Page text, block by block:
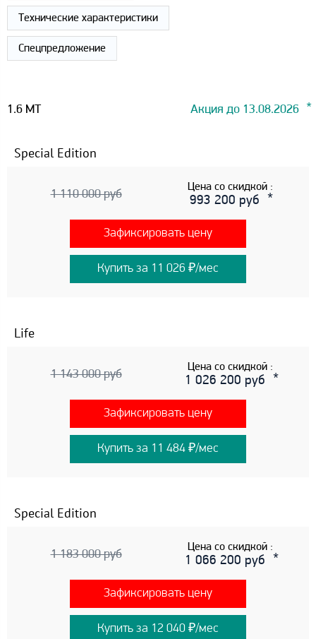
Технические характеристики
Спецпредложение
1.6 MT Акция до 13.08.2026
Special Edition
1 110 000 руб
Цена со скидкой :
993 200 руб
Зафиксировать цену
Купить за 11 026 ₽/мес
Life
1 143 000 руб
Цена со скидкой :
1 026 200 руб
Зафиксировать цену
Купить за 11 484 ₽/мес
Special Edition
1 183 000 руб
Цена со скидкой :
1 066 200 руб
Зафиксировать цену
Купить за 12 040 ₽/мес